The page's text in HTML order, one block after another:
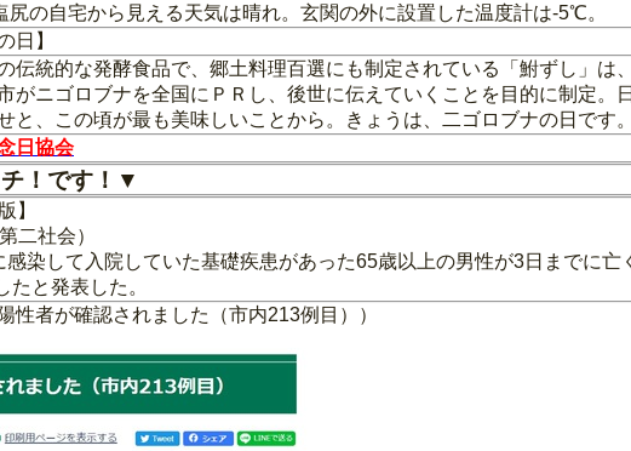
の自宅から見える天気は晴れ。玄関の外に設置した温度計は‐5℃。
日】
伝統的な発酵食品で、郷土料理百選にも制定されている「鮒ずし」は
がニゴロブナを全国にＰＲし、後世に伝えていくことを目的に制定
と、この頃が最も美味しいことから。きょうは、二ゴロブナの日です。
日協会
！です！▼
】
二社会）
染して入院していた基礎疾患があった65歳以上の男性が3日までに
と発表した。
性者が確認されました（市内213例目））